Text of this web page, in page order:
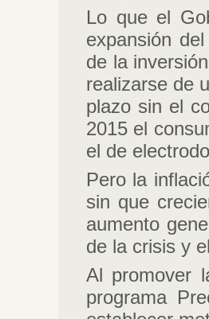
Lo que el
expansión
de la
realizarse de
plazo sin el
2015 el
el de
Pero la
sin que
aumento
de la crisis y
Al promover
programa